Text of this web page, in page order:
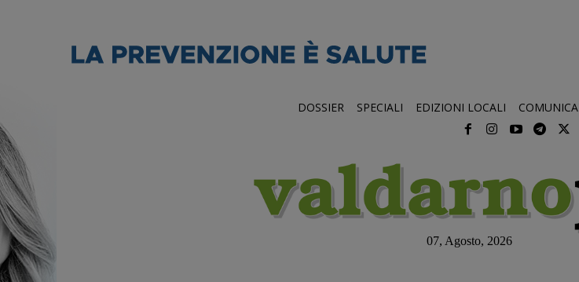
DOSSIER SPECIALI EDIZIONI LOCALI
07, Agosto, 2026